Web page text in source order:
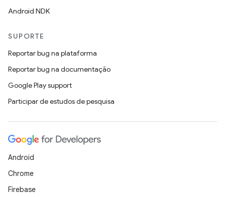
Android NDK
SUPORTE
Reportar bug na plataforma
Reportar bug na documentação
Google Play support
Participar de estudos de pesquisa
Android
Chrome
Firebase